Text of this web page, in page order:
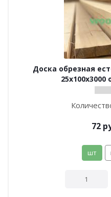
Доска обрезная
72
шт